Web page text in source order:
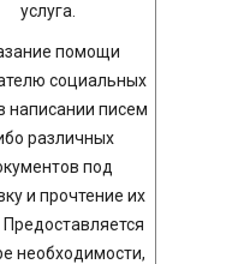
услуга.
помощи
социальных
написании писем
различных
под
и прочтение их
Предоставляется
необходимости,